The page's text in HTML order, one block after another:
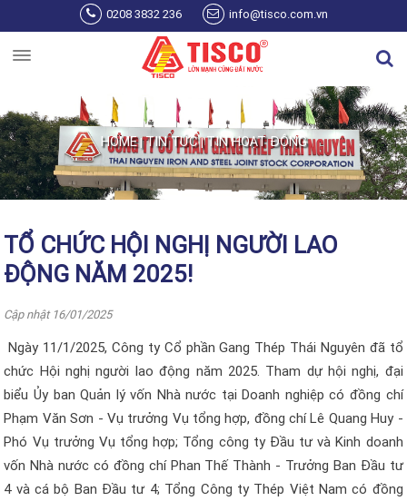
Skip to main content0208 3832 236 info@tisco.com.vn
You are here
HOME|TIN TỨC|TIN HOẠT ĐỘNG
TỔ CHỨC HỘI NGHỊ NGƯỜI LAO
ĐỘNG NĂM 2025!
Cập nhật 16/01/2025
Ngày 11/1/2025, Công ty Cổ phần Gang Thép Thái Nguyên đã tổ
chức Hội nghị người lao động năm 2025. Tham dự hội nghị, đại
biểu Ủy ban Quản lý vốn Nhà nước tại Doanh nghiệp có đồng chí
Phạm Văn Sơn - Vụ trưởng Vụ tổng hợp, đồng chí Lê Quang Huy -
Phó Vụ trưởng Vụ tổng hợp; Tổng công ty Đầu tư và Kinh doanh
vốn Nhà nước có đồng chí Phan Thế Thành - Trưởng Ban Đầu tư
4 và cá bộ Ban Đầu tư 4; Tổng Công ty Thép Việt Nam có đồng